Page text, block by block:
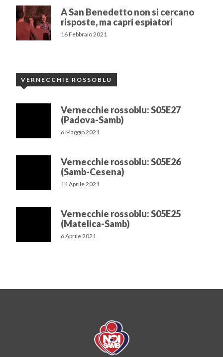
A San Benedetto non si cercano
risposte, ma capri espiatori
16 Febbraio 2021
VERNECCHIE ROSSOBLU
Vernecchie rossoblu: S05E27
(Padova-Samb)
6 Maggio 2021
Vernecchie rossoblu: S05E26
(Samb-Cesena)
14 Aprile 2021
Vernecchie rossoblu: S05E25
(Matelica-Samb)
6 Aprile 2021